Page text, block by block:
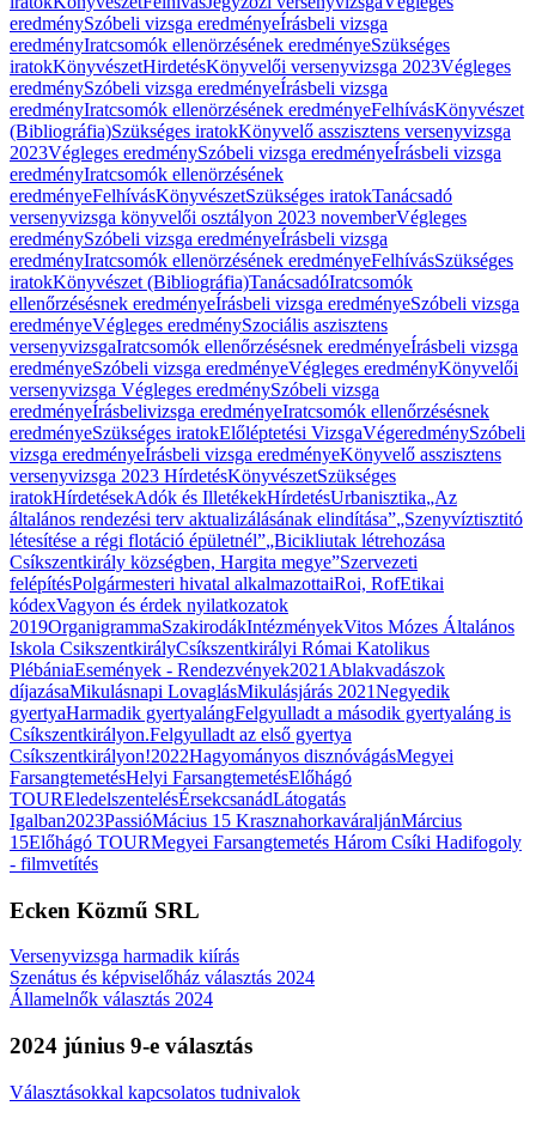
eredménySzóbeli vizsga eredményeÍrásbeli vizsga
eredményIratcsomók ellenörzésének eredményeSzükséges
iratokKönyvészetHirdetésKönyvelői versenyvizsga 2023Végleges
eredménySzóbeli vizsga eredményeÍrásbeli vizsga
eredményIratcsomók ellenörzésének eredményeFelhívásKönyvészet
(Bibliográfia)Szükséges iratokKönyvelő asszisztens versenyvizsga
2023Végleges eredménySzóbeli vizsga eredményeÍrásbeli vizsga
eredményIratcsomók ellenörzésének
eredményeFelhívásKönyvészetSzükséges iratokTanácsadó
versenyvizsga könyvelői osztályon 2023 novemberVégleges
eredménySzóbeli vizsga eredményeÍrásbeli vizsga
eredményIratcsomók ellenörzésének eredményeFelhívásSzükséges
iratokKönyvészet (Bibliográfia)TanácsadóIratcsomók
ellenőrzésésnek eredményeÍrásbeli vizsga eredményeSzóbeli vizsga
eredményeVégleges eredménySzociális aszisztens
versenyvizsgaIratcsomók ellenőrzésésnek eredményeÍrásbeli vizsga
eredményeSzóbeli vizsga eredményeVégleges eredményKönyvelői
versenyvizsga Végleges eredménySzóbeli vizsga
eredményeÍrásbelivizsga eredményeIratcsomók ellenőrzésésnek
eredményeSzükséges iratokElőléptetési VizsgaVégeredménySzóbeli
vizsga eredményeÍrásbeli vizsga eredményeKönyvelő asszisztens
versenyvizsga 2023 HírdetésKönyvészetSzükséges
iratokHírdetésekAdók és IlletékekHírdetésUrbanisztika„Az
általános rendezési terv aktualizálásának elindítása”„Szenyvíztisztitó
létesítése a régi flotáció épületnél”„Bicikliutak létrehozása
Csíkszentkirály községben, Hargita megye”Szervezeti
felépítésPolgármesteri hivatal alkalmazottaiRoi, RofEtikai
kódexVagyon és érdek nyilatkozatok
2019OrganigrammaSzakirodákIntézményekVitos Mózes Általános
Iskola CsikszentkirályCsíkszentkirályi Római Katolikus
PlébániaEsemények - Rendezvények2021 Ablakvadászok
díjazásaMikulásnapi LovaglásMikulásjárás 2021Negyedik
gyertyaHarmadik gyertyalángFelgyulladt a második gyertyaláng is
Csíkszentkirályon.Felgyulladt az első gyertya
Csíkszentkirályon!2022Hagyományos disznóvágásMegyei
FarsangtemetésHelyi FarsangtemetésElőhágó
TOUREledelszentelésÉrsekcsanádLátogatás
Igalban2023PassióMácius 15 KrasznahorkaváraljánMárcius
15Előhágó TOURMegyei Farsangtemetés Három Csíki Hadifogoly
- filmvetítés
Ecken Közmű SRL
Versenyvizsga harmadik kiírás
Szenátus és képviselőház választás 2024
Államelnők választás 2024
2024 június 9-e választás
Választásokkal kapcsolatos tudnivalok